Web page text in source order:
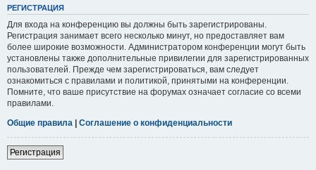
РЕГИСТРАЦИЯ
Для входа на конференцию вы должны быть зарегистрированы.
Регистрация занимает всего несколько минут, но предоставляет вам
более широкие возможности. Администратором конференции могут быть
установлены также дополнительные привилегии для зарегистрированных
пользователей. Прежде чем зарегистрироваться, вам следует
ознакомиться с правилами и политикой, принятыми на конференции.
Помните, что ваше присутствие на форумах означает согласие со всеми
правилами.
Общие правила | Соглашение о конфиденциальности
Регистрация